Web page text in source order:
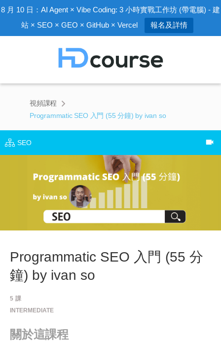
8 月 10 日：AI Agent × Vibe Coding: 3 小時實戰工作坊 (帶電腦) - 建
站 × SEO × GEO × GitHub × Vercel
報名及詳情
視頻課程
Programmatic SEO 入門 (55 分鐘) by ivan so
SEO
Programmatic SEO 入門 (55 分
鐘) by ivan so
5 課
INTERMEDIATE
關於這課程